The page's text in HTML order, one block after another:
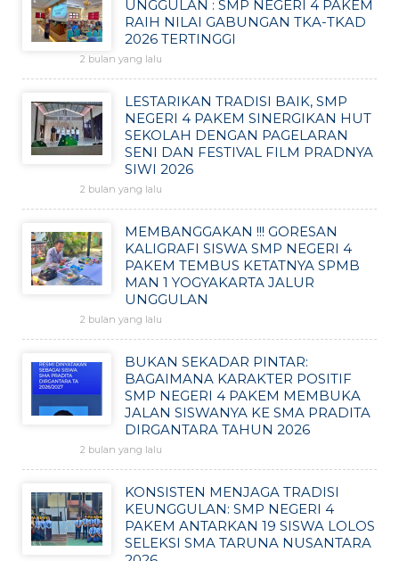
UNGGULAN : SMP NEGERI 4 PAKEM
RAIH NILAI GABUNGAN TKA-TKAD
2026 TERTINGGI
2 bulan yang lalu
LESTARIKAN TRADISI BAIK, SMP
NEGERI 4 PAKEM SINERGIKAN HUT
SEKOLAH DENGAN PAGELARAN
SENI DAN FESTIVAL FILM PRADNYA
SIWI 2026
2 bulan yang lalu
MEMBANGGAKAN !!! GORESAN
KALIGRAFI SISWA SMP NEGERI 4
PAKEM TEMBUS KETATNYA SPMB
MAN 1 YOGYAKARTA JALUR
UNGGULAN
2 bulan yang lalu
BUKAN SEKADAR PINTAR:
BAGAIMANA KARAKTER POSITIF
SMP NEGERI 4 PAKEM MEMBUKA
JALAN SISWANYA KE SMA PRADITA
DIRGANTARA TAHUN 2026
2 bulan yang lalu
KONSISTEN MENJAGA TRADISI
KEUNGGULAN: SMP NEGERI 4
PAKEM ANTARKAN 19 SISWA LOLOS
SELEKSI SMA TARUNA NUSANTARA